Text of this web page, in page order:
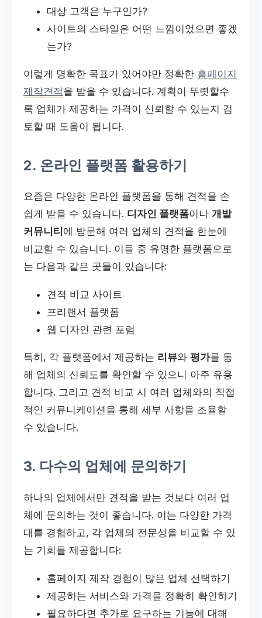
대상 고객은 누구인가?
사이트의 스타일은 어떤 느낌이었으면 좋겠
는가?
이렇게 명확한 목표가 있어야만 정확한 홈페이지
제작견적을 받을 수 있습니다. 계획이 뚜렷할수
록 업체가 제공하는 가격이 신뢰할 수 있는지 검
토할 때 도움이 됩니다.
2. 온라인 플랫폼 활용하기
요즘은 다양한 온라인 플랫폼을 통해 견적을 손
쉽게 받을 수 있습니다. 디자인 플랫폼이나 개발
커뮤니티 에 방문해 여러 업체의 견적을 한눈에
비교할 수 있습니다. 이들 중 유명한 플랫폼으로
는 다음과 같은 곳들이 있습니다:
견적 비교 사이트
프리랜서 플랫폼
웹 디자인 관련 포럼
특히, 각 플랫폼에서 제공하는 리뷰와 평가를 통
해 업체의 신뢰도를 확인할 수 있으니 아주 유용
합니다. 그리고 견적 비교 시 여러 업체와의 직접
적인 커뮤니케이션을 통해 세부 사항을 조율할
수 있습니다.
3. 다수의 업체에 문의하기
하나의 업체에서만 견적을 받는 것보다 여러 업
체에 문의하는 것이 좋습니다. 이는 다양한 가격
대를 경험하고, 각 업체의 전문성을 비교할 수 있
는 기회를 제공합니다:
홈페이지 제작 경험이 많은 업체 선택하기
제공하는 서비스와 가격을 정확히 확인하기
필요하다면 추가로 요구하는 기능에 대해